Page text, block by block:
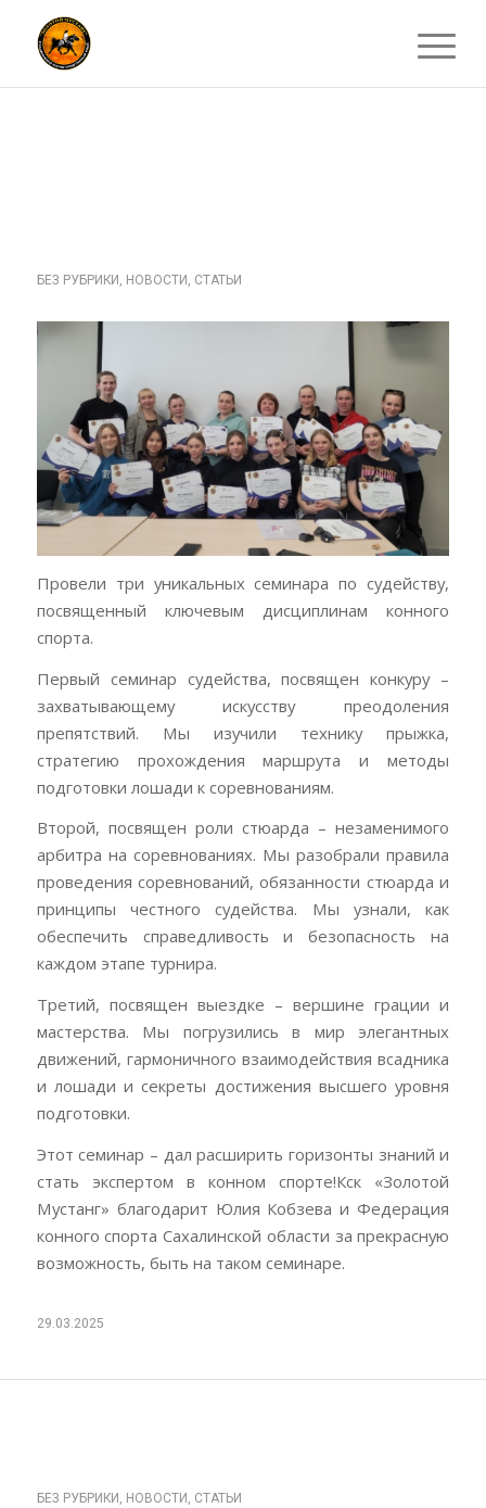
БЕЗ РУБРИКИ , НОВОСТИ , СТАТЬИ
Провели три уникальных семинара по судейству,
посвященный ключевым дисциплинам конного
спорта.
Первый семинар судейства, посвящен конкуру –
захватывающему искусству преодоления
препятствий. Мы изучили технику прыжка,
стратегию прохождения маршрута и методы
подготовки лошади к соревнованиям.
Второй, посвящен роли стюарда – незаменимого
арбитра на соревнованиях. Мы разобрали правила
проведения соревнований, обязанности стюарда и
принципы честного судейства. Мы узнали, как
обеспечить справедливость и безопасность на
каждом этапе турнира.
Третий, посвящен выездке – вершине грации и
мастерства. Мы погрузились в мир элегантных
движений, гармоничного взаимодействия всадника
и лошади и секреты достижения высшего уровня
подготовки.
Этот семинар – дал расширить горизонты знаний и
стать экспертом в конном спорте!Кск «Золотой
Мустанг» благодарит Юлия Кобзева и Федерация
конного спорта Сахалинской области за прекрасную
возможность, быть на таком семинаре.
29.03.2025
БЕЗ РУБРИКИ НОВОСТИ СТАТЬИ